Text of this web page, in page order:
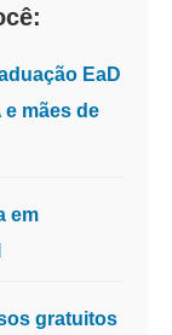
EaD
mães de
em
gratuitos